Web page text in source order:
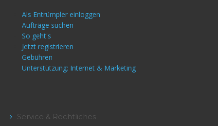
Als Entrümpler einloggen
Aufträge suchen
So geht's
Jetzt registrieren
Gebühren
Unterstützung: Internet & Marketing
Service & Rechtliches